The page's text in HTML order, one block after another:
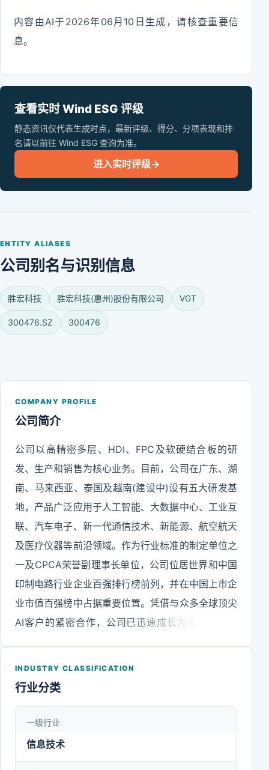
内容由AI于2026年06月10日生成，请核查重要信
息。
查看实时 Wind ESG 评级
静态资讯仅代表生成时点，最新评级、得分、分项表现和排
名请以前往 Wind ESG 查询为准。
进入实时评级→
ENTITY ALIASES
公司别名与识别信息
胜宏科技 胜宏科技(惠州)股份有限公司 VGT
300476.SZ 300476
COMPANY PROFILE
公司简介
公司以高精密多层、HDI、FPC及软硬结合板的研
发、生产和销售为核心业务。目前，公司在广东、湖
南、马来西亚、泰国及越南(建设中)设有五大研发基
地，产品广泛应用于人工智能、大数据中心、工业互
联、汽车电子、新一代通信技术、新能源、航空航天
及医疗仪器等前沿领域。作为行业标准的制定单位之
一及CPCA荣誉副理事长单位，公司位居世界和中国
印制电路行业企业百强排行榜前列，并在中国上市企
业市值百强榜中占据重要位置。凭借与众多全球顶尖
AI客户的紧密合作，公司已迅速成长为全球AI算力
板领域有效专利380项，并连续四年荣获“中国专利
ISO14001、ISO45001、IATF16949、CQC、
QC080000、中国RoHS、知识产权管理体系、信息
INDUSTRY CLASSIFICATION
行业分类
一级行业
信息技术